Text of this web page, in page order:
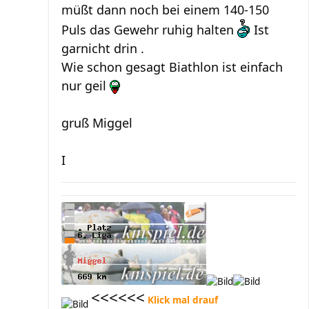
müßt dann noch bei einem 140-150
Puls das Gewehr ruhig halten
Ist
garnicht drin .
Wie schon gesagt Biathlon ist einfach
nur geil
gruß Miggel
I
<<<<<< Klick mal drauf